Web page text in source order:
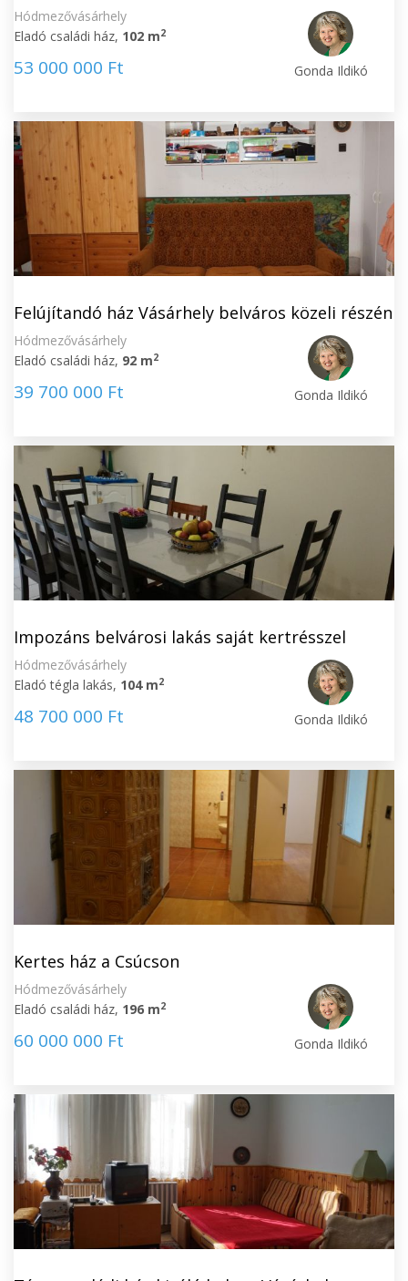
Hódmezővásárhely
Eladó családi ház, 102 m2
53 000 000 Ft Gonda Ildikó
Felújítandó ház Vásárhely belváros közeli részén
Hódmezővásárhely
Eladó családi ház, 92 m2
39 700 000 Ft Gonda Ildikó
Impozáns belvárosi lakás saját kertrésszel
Hódmezővásárhely
Eladó tégla lakás, 104 m2
48 700 000 Ft Gonda Ildikó
Kertes ház a Csúcson
Hódmezővásárhely
Eladó családi ház, 196 m2
60 000 000 Ft Gonda Ildikó